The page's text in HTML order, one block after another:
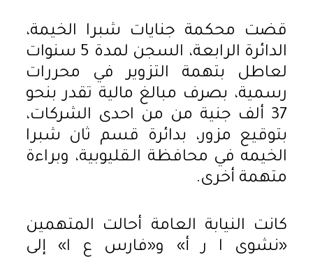
قضت محكمة جنايات شبرا الخيمة،
الدائرة الرابعة، السجن لمدة 5 سنوات
لعاطل بتهمة التزوير في محررات
رسمية، بصرف مبالغ مالية تقدر بنحو
37 ألف جنية من من احدى الشركات،
بتوقيع مزور، بدائرة قسم ثان شبرا
الخيمه في محافظة الـقليوبية، وبراءة
متهمة أخرى.
كانت النيابة العامة أحالت المتهمين
«نشوى ا ر أ» و«فارس ع ا» إلى